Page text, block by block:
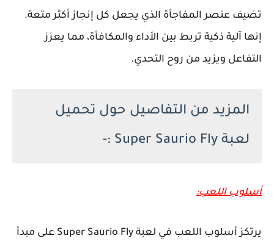
تضيف عنصر المفاجأة الذي يجعل كل إنجاز أكثر متعة.
إنها آلية ذكية تربط بين الأداء والمكافأة، مما يعزز
التفاعل ويزيد من روح التحدي.
المزيد من التفاصيل حول تحميل
لعبة Super Saurio Fly :-
أسلوب اللعب:
يرتكز أسلوب اللعب في لعبة Super Saurio Fly على مبدأ